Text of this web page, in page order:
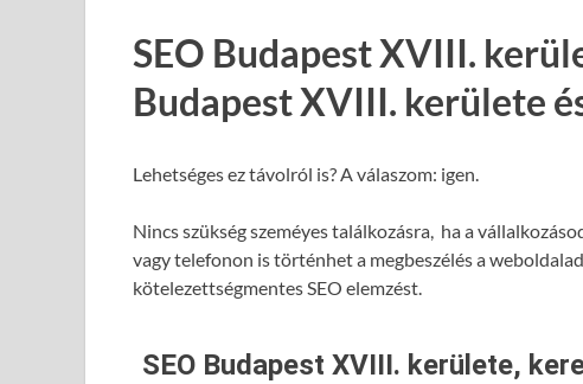
SEO Budapest XVIII.
Budapest XVIII. kerülete
Lehetséges ez távolról is? A válaszom: igen.
Nincs szükség szeméyes találkozásra, ha a
vagy telefonon is történhet a megbeszélés a
kötelezettségmentes SEO elemzést.
SEO Budapest XVIII. kerülete,